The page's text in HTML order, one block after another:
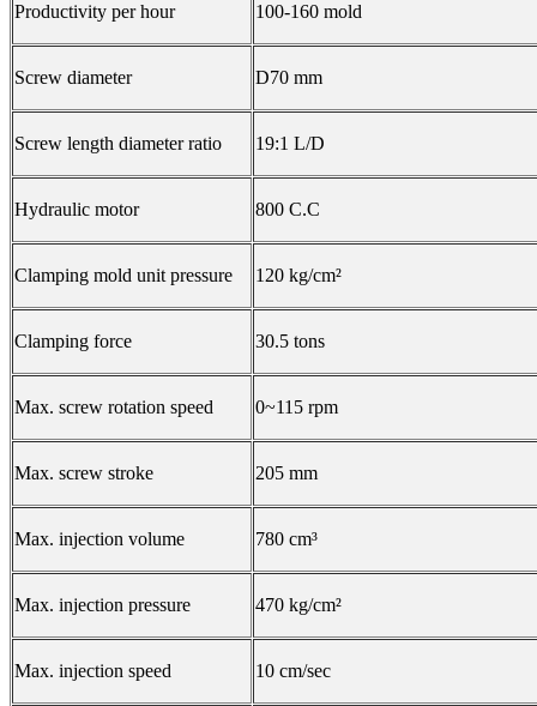
Productivity per hour 100-160 mold
Screw diameter D70 mm
Screw length diameter ratio 19:1 L/D
Hydraulic motor 800 C.C
Clamping mold unit pressure 120 kg/cm²
Clamping force 30.5 tons
Max. screw rotation speed 0~115 rpm
Max. screw stroke 205 mm
Max. injection volume 780 cm³
Max. injection pressure 470 kg/cm²
Max. injection speed 10 cm/sec